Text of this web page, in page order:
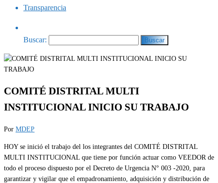
Transparencia
Buscar:
COMITÉ DISTRITAL MULTI
INSTITUCIONAL INICIO SU TRABAJO
Por MDEP
HOY se inició el trabajo del los integrantes del COMITÉ DISTRITAL
MULTI INSTITUCIONAL que tiene por función actuar como VEEDOR de
todo el proceso dispuesto por el Decreto de Urgencia N° 003 -2020, para
garantizar y vigilar que el empadronamiento, adquisición y distribución de